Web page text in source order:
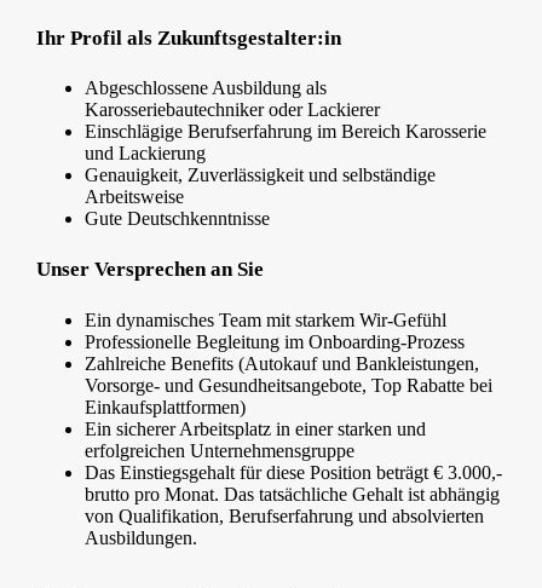
Ihr Profil als Zukunftsgestalter:in
Abgeschlossene Ausbildung als
Karosseriebautechniker oder Lackierer
Einschlägige Berufserfahrung im Bereich Karosserie
und Lackierung
Genauigkeit, Zuverlässigkeit und selbständige
Arbeitsweise
Gute Deutschkenntnisse
Unser Versprechen an Sie
Ein dynamisches Team mit starkem Wir-Gefühl
Professionelle Begleitung im Onboarding-Prozess
Zahlreiche Benefits (Autokauf und Bankleistungen,
Vorsorge- und Gesundheitsangebote, Top Rabatte bei
Einkaufsplattformen)
Ein sicherer Arbeitsplatz in einer starken und
erfolgreichen Unternehmensgruppe
Das Einstiegsgehalt für diese Position beträgt € 3.000,-
brutto pro Monat. Das tatsächliche Gehalt ist abhängig
von Qualifikation, Berufserfahrung und absolvierten
Ausbildungen.